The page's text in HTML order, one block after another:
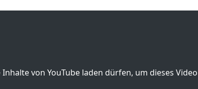
von YouTube laden dürfen, um dieses